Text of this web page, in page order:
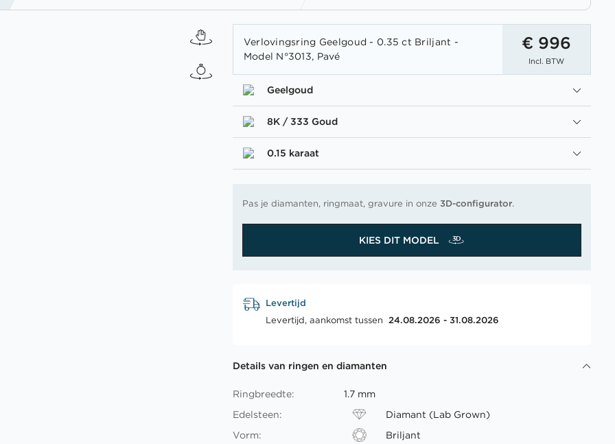
Verlovingsring Geelgoud - 0.35 ct Briljant -
Model N°3013, Pavé
€ 996
Incl. BTW
Geelgoud
8K / 333 Goud
0.15 karaat
Pas je diamanten, ringmaat, gravure in onze3D-configurator.
KIES DIT MODEL
Levertijd
Levertijd, aankomst tussen 24.08.2026 - 31.08.2026
Details van ringen en diamanten
Ringbreedte:
1.7 mm
Edelsteen:
Diamant (Lab Grown)
Vorm:
Briljant